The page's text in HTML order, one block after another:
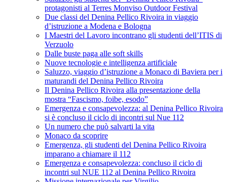
protagonisti al Terres Monviso Outdoor Festival
Due classi del Denina Pellico Rivoira in viaggio
d’istruzione a Modena e Bologna
I Maestri del Lavoro incontrano gli studenti dell’ITIS di
Verzuolo
Dalle buste paga alle soft skills
Nuove tecnologie e intelligenza artificiale
Saluzzo, viaggio d’istruzione a Monaco di Baviera per i
maturandi del Denina Pellico Rivoira
Il Denina Pellico Rivoira alla presentazione della
mostra “Fascismo, foibe, esodo”
Emergenza e consapevolezza: al Denina Pellico Rivoira
si è concluso il ciclo di incontri sul Nue 112
Un numero che può salvarti la vita
Monaco da scoprire
Emergenza, gli studenti del Denina Pellico Rivoira
imparano a chiamare il 112
Emergenza e consapevolezza: concluso il ciclo di
incontri sul NUE 112 al Denina Pellico Rivoira